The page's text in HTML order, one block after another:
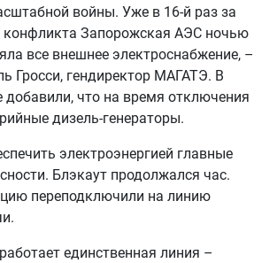
войны. Уже в 16-й раз за
конфликта Запорожская АЭС ночью
все внешнее электроснабжение, –
Гросси, гендиректор МАГАТЭ. В
добавили, что на время отключения
дизель-генераторы.
электроэнергией главные
Блэкаут продолжался час.
переподключили на линию
единственная линия –